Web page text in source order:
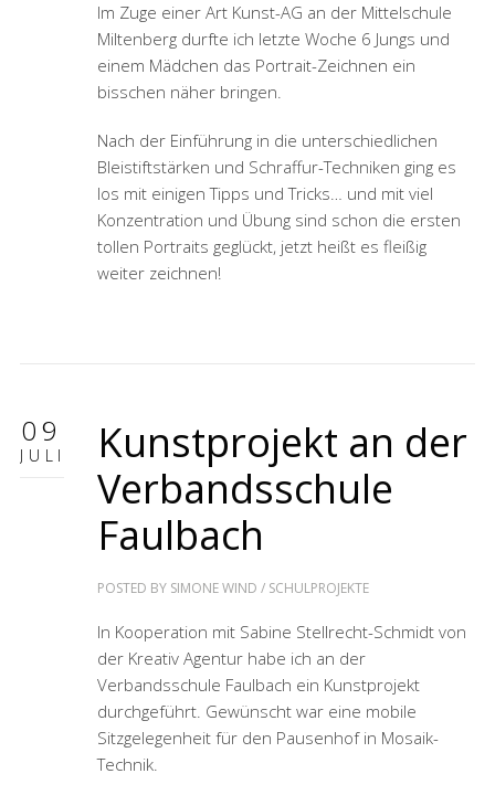
Im Zuge einer Art Kunst-AG an der Mittelschule
Miltenberg durfte ich letzte Woche 6 Jungs und
einem Mädchen das Portrait-Zeichnen ein
bisschen näher bringen.
Nach der Einführung in die unterschiedlichen
Bleistiftstärken und Schraffur-Techniken ging es
los mit einigen Tipps und Tricks… und mit viel
Konzentration und Übung sind schon die ersten
tollen Portraits geglückt, jetzt heißt es fleißig
weiter zeichnen!
09
JULI
Kunstprojekt an der
Verbandsschule
Faulbach
POSTED BY SIMONE WIND / SCHULPROJEKTE
In Kooperation mit Sabine Stellrecht-Schmidt von
der Kreativ Agentur habe ich an der
Verbandsschule Faulbach ein Kunstprojekt
durchgeführt. Gewünscht war eine mobile
Sitzgelegenheit für den Pausenhof in Mosaik-
Technik.